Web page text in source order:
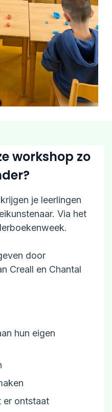
workshop zo
je leerlingen
Via het
door
Creall en Chantal
hun eigen
er ontstaat